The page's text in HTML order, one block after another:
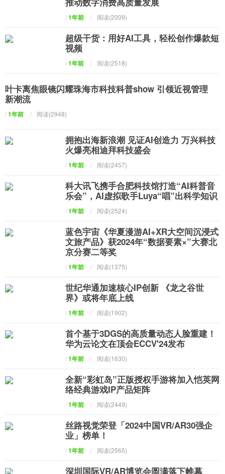
/1年前 / 阅读(2009)
超级干货：用好AI工具，轻松创作爆款短
视频
/1年前 / 阅读(2518)
叶卡离焦眼镜闪耀珠海市科技科普show 引领近视管理
新潮流
/1年前 / 阅读(2948)
拥抱出海新浪潮 见证AI创造力 万兴科技
火爆亮相迪拜科技盛会
/1年前 / 阅读(2457)
科大讯飞携手合肥科技馆打造“AI科普音
乐会”，AI虚拟歌手Luya“唱”出科学知识
/1年前 / 阅读(2524)
蓝色宇宙《华夏漫游AI+XR大空间沉浸式
文旅产品》获2024年“数据要素×”大赛北
京分赛二等奖
/1年前 / 阅读(1375)
世纪华通加速核心IP创新 《龙之谷世
界》或将年底上线
/1年前 / 阅读(1902)
首个基于3DGS的高质量动态人脸重建！
华为云论文在顶会ECCV'24发布
/1年前 / 阅读(1630)
全新“彩虹岛”正版授权手游将加入恺英网
络经典游戏IP产品矩阵
/1年前 / 阅读(2449)
丝路视觉荣登「2024中国VR/AR30强企
业」榜单！
/1年前 / 阅读(2565)
深圳国际VR/AR博览会圆满落下帷幕